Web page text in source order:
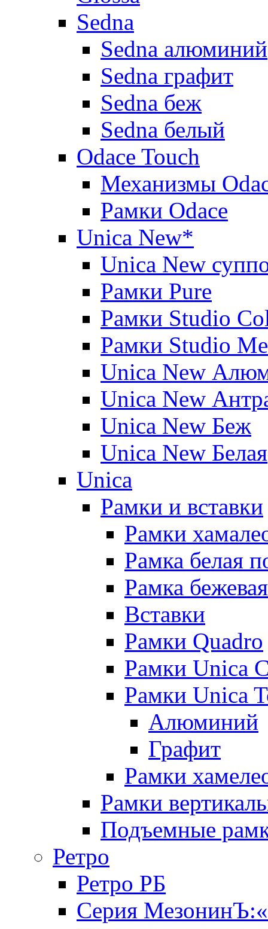
Sedna
Sedna алюминий
Sedna графит
Sedna беж
Sedna белый
Odace Touch
Механизмы
Рамки Odace
Unica New*
Unica New
Рамки Pure
Рамки Studio
Рамки Studio
Unica New
Unica New
Unica New Беж
Unica New Белая
Unica
Рамки и вставки
Рамки
Рамка белая
Рамка
Вставки
Рамки Quadro
Рамки Unica
Рамки Unica
Алюминий
Графит
Рамки
Рамки
Подъемные
Ретро
Ретро РБ
Серия